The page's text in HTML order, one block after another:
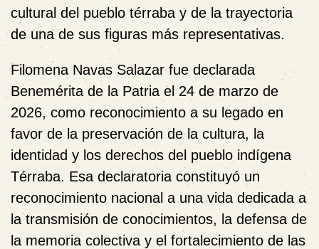
cultural del pueblo térraba y de la trayectoria
de una de sus figuras más representativas.
Filomena Navas Salazar fue declarada
Benemérita de la Patria el 24 de marzo de
2026, como reconocimiento a su legado en
favor de la preservación de la cultura, la
identidad y los derechos del pueblo indígena
Térraba. Esa declaratoria constituyó un
reconocimiento nacional a una vida dedicada a
la transmisión de conocimientos, la defensa de
la memoria colectiva y el fortalecimiento de las